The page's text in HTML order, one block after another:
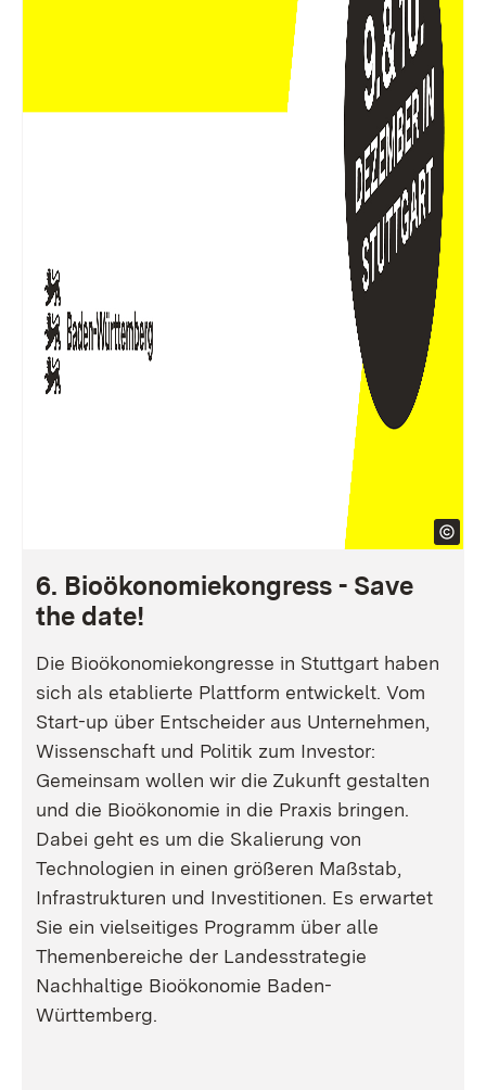
6. Bioökonomiekongress - Save
the date!
Die Bioökonomiekongresse in Stuttgart haben
sich als etablierte Plattform entwickelt. Vom
Start-up über Entscheider aus Unternehmen,
Wissenschaft und Politik zum Investor:
Gemeinsam wollen wir die Zukunft gestalten
und die Bioökonomie in die Praxis bringen.
Dabei geht es um die Skalierung von
Technologien in einen größeren Maßstab,
Infrastrukturen und Investitionen. Es erwartet
Sie ein vielseitiges Programm über alle
Themenbereiche der Landesstrategie
Nachhaltige Bioökonomie Baden-
Württemberg.